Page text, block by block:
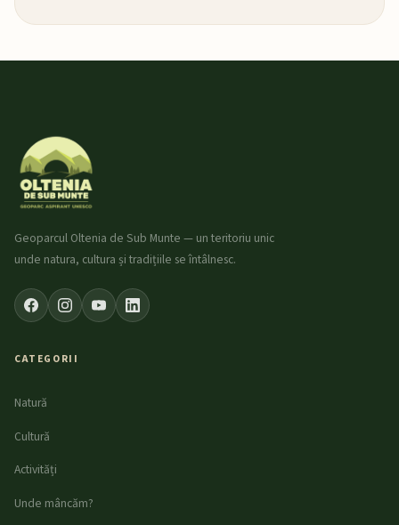
Geoparcul Oltenia de Sub Munte — un teritoriu unic
unde natura, cultura și tradițiile se întâlnesc.
CATEGORII
Natură
Cultură
Activități
Unde mâncăm?